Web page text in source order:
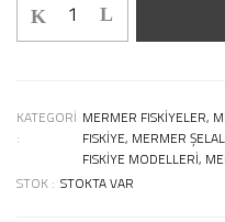
KATEGORI
:
MERMER FISKIYELER,
FISKIYE, MERMER
FISKIYE MODELLERI,
STOK : STOKTA VAR